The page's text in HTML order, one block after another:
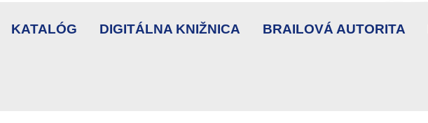
KATALÓG DIGITÁLNA KNIŽNICA BRAILOVÁ AUTORITA